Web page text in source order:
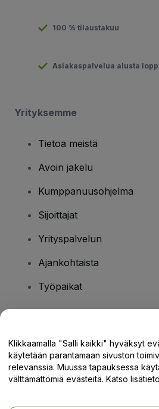
100 % tilaustakuu
Asiakaspalvelua alusta
Yrityksemme
Tietoa meistä
Avoin jakelu
Kumppanuusohjelma
Sijoittajat
Yrityspalvelun
Ajankohtaista
Työpaikat
Tukikeskus / Ota meihin
Klikkaamalla "Salli kaikki" hyväksyt
käytetään parantamaan sivuston
relevanssia. Muussa tapauksessa
välttämättömiä evästeitä. Katso